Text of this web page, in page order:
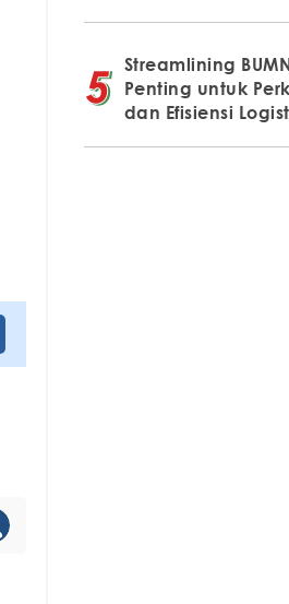
Streamlining
Penting untuk
dan Efisiensi